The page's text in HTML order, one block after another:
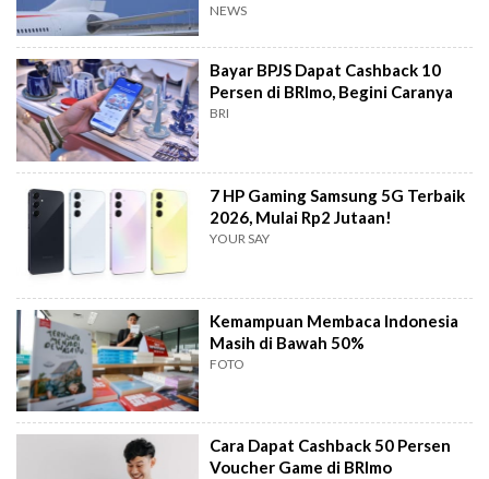
NEWS
Bayar BPJS Dapat Cashback 10
Persen di BRImo, Begini Caranya
BRI
7 HP Gaming Samsung 5G Terbaik
2026, Mulai Rp2 Jutaan!
YOUR SAY
Kemampuan Membaca Indonesia
Masih di Bawah 50%
FOTO
Cara Dapat Cashback 50 Persen
Voucher Game di BRImo